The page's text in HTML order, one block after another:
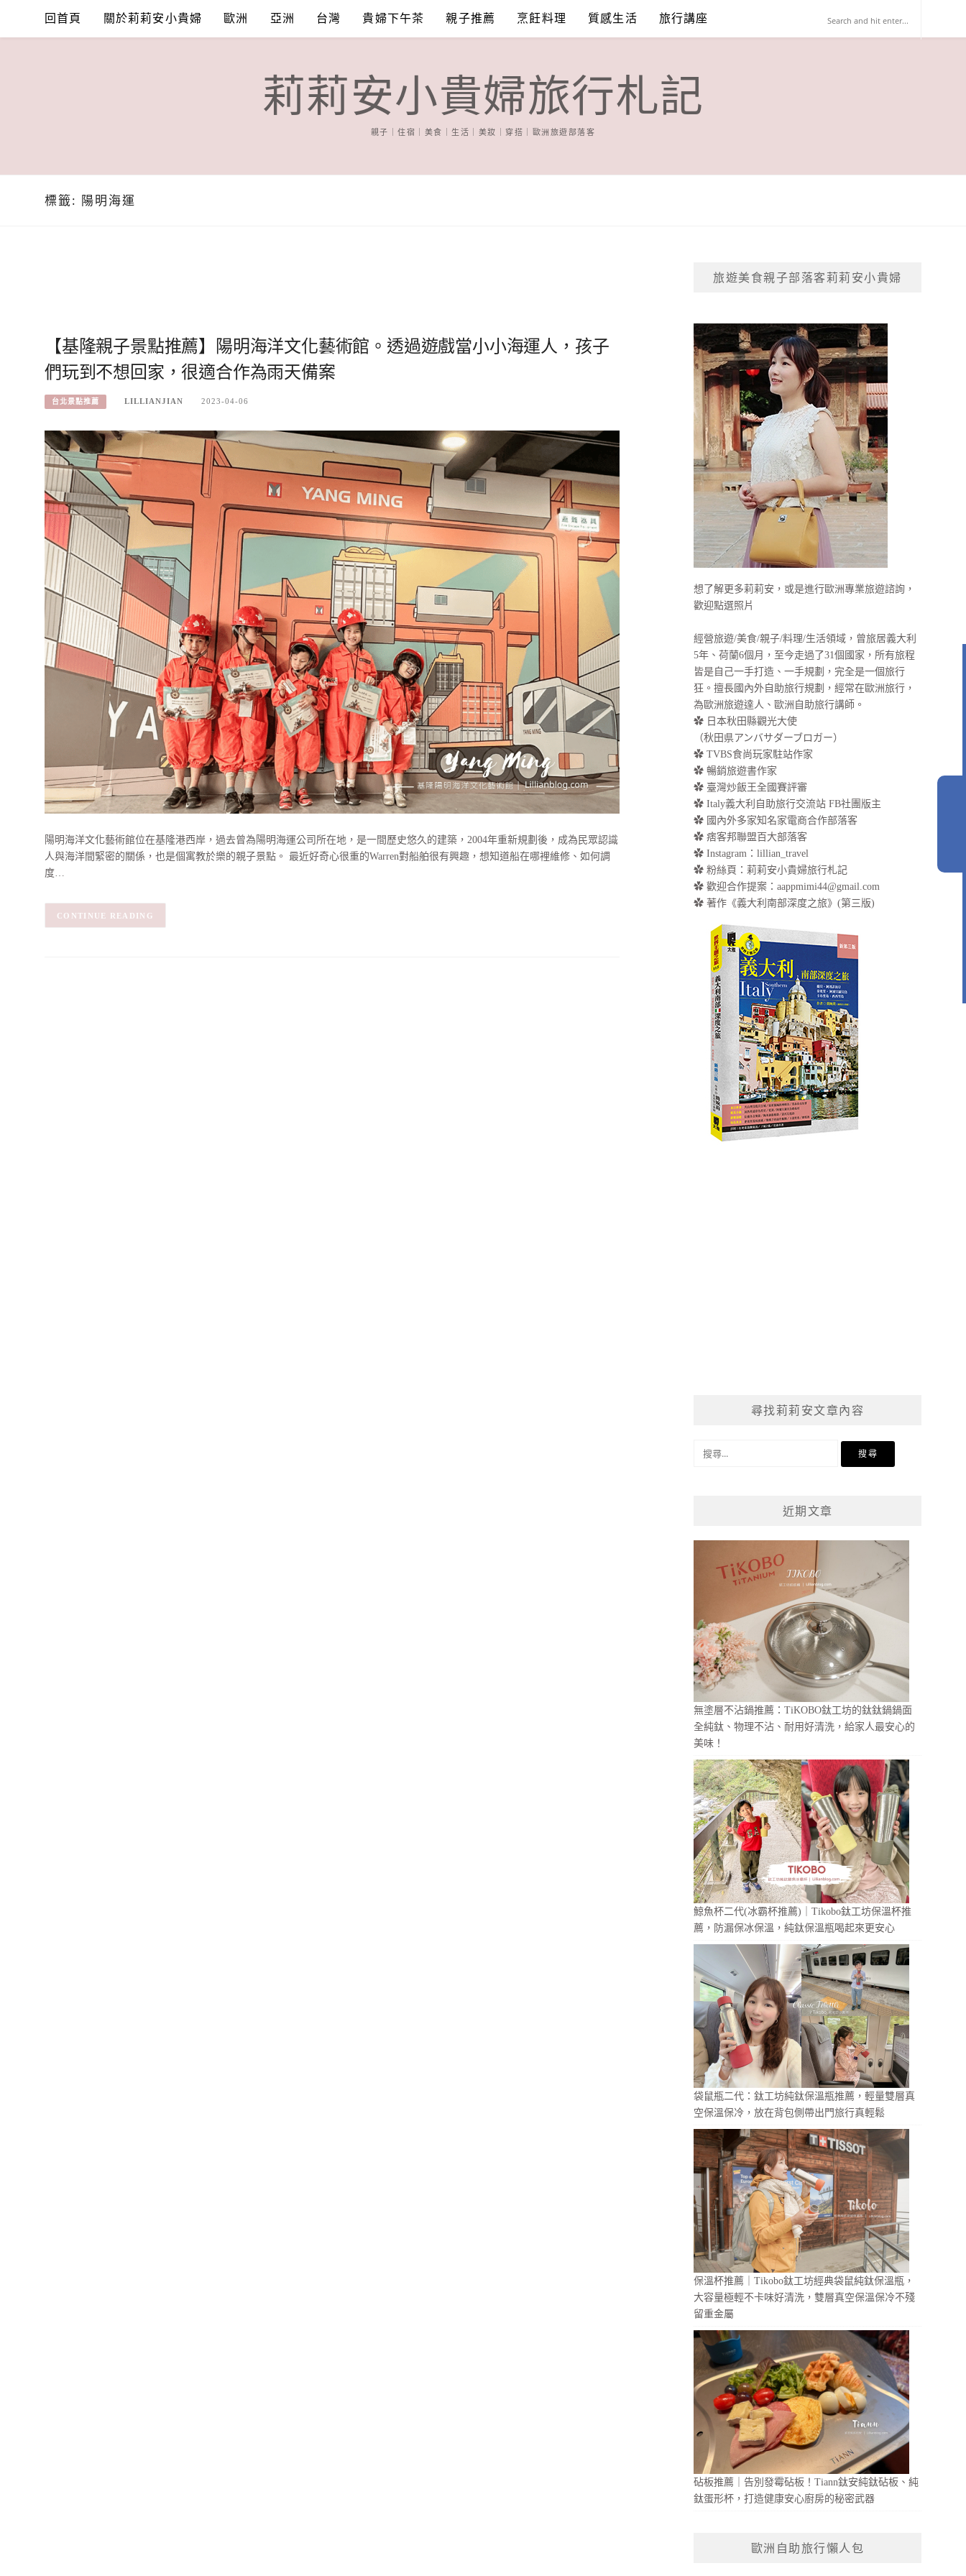
回首頁 關於莉莉安小貴婦 歐洲 亞洲 台灣 貴婦下午茶 親子推薦 烹飪料理 質感生活 旅行講座
莉莉安小貴婦旅行札記
親子｜住宿｜美食｜生活｜美妝｜穿搭｜歐洲旅遊部落客
標籤: 陽明海運
【基隆親子景點推薦】陽明海洋文化藝術館。透過遊戲當小小海運人，孩子
們玩到不想回家，很適合作為雨天備案
台北景點推薦 LILLIANJIAN 2023-04-06
陽明海洋文化藝術館位在基隆港西岸，過去曾為陽明海運公司所在地，是一間歷史悠久的建築，2004年重新規劃後，成為民眾認識
人與海洋間緊密的關係，也是個寓教於樂的親子景點。 最近好奇心很重的Warren對船舶很有興趣，想知道船在哪裡維修、如何調
度…
CONTINUE READING
旅遊美食親子部落客莉莉安小貴婦
想了解更多莉莉安，或是進行歐洲專業旅遊諮詢，
歡迎點選照片
經營旅遊/美食/親子/料理/生活領域，曾旅居義大利
5年、荷蘭6個月，至今走過了31個國家，所有旅程
皆是自己一手打造、一手規劃，完全是一個旅行
狂。擅長國內外自助旅行規劃，經常在歐洲旅行，
為歐洲旅遊達人、歐洲自助旅行講師。
✿ 日本秋田縣觀光大使
（秋田県アンバサダーブロガー）
✿ TVBS食尚玩家駐站作家
✿ 暢銷旅遊書作家
✿ 臺灣炒飯王全國賽評審
✿ Italy義大利自助旅行交流站 FB社團版主
✿ 國內外多家知名家電商合作部落客
✿ 痞客邦聯盟百大部落客
✿Instagram：lillian_travel
✿粉絲頁：莉莉安小貴婦旅行札記
✿ 歡迎合作提案：aappmimi44@gmail.com
✿ 著作《義大利南部深度之旅》(第三版)
尋找莉莉安文章內容
近期文章
無塗層不沾鍋推薦：TiKOBO鈦工坊的鈦鈦鍋鍋面
全純鈦、物理不沾、耐用好清洗，給家人最安心的
美味！
鯨魚杯二代(冰霸杯推薦)｜Tikobo鈦工坊保溫杯推
薦，防漏保冰保溫，純鈦保溫瓶喝起來更安心
袋鼠瓶二代：鈦工坊純鈦保溫瓶推薦，輕量雙層真
空保溫保冷，放在背包側帶出門旅行真輕鬆
保溫杯推薦｜Tikobo鈦工坊經典袋鼠純鈦保溫瓶，
大容量極輕不卡味好清洗，雙層真空保溫保冷不殘
留重金屬
砧板推薦｜告別發霉砧板！Tiann鈦安純鈦砧板、純
鈦蛋形杯，打造健康安心廚房的秘密武器
歐洲自助旅行懶人包